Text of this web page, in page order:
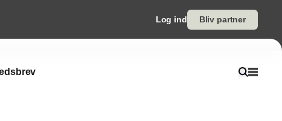
Log ind Bliv partner